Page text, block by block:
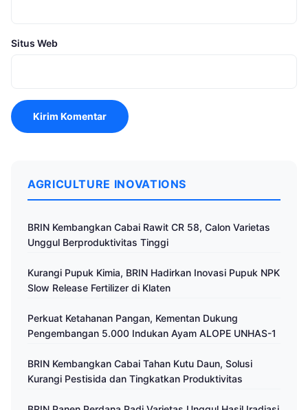
Situs Web
AGRICULTURE INOVATIONS
BRIN Kembangkan Cabai Rawit CR 58, Calon Varietas
Unggul Berproduktivitas Tinggi
Kurangi Pupuk Kimia, BRIN Hadirkan Inovasi Pupuk NPK
Slow Release Fertilizer di Klaten
Perkuat Ketahanan Pangan, Kementan Dukung
Pengembangan 5.000 Indukan Ayam ALOPE UNHAS-1
BRIN Kembangkan Cabai Tahan Kutu Daun, Solusi
Kurangi Pestisida dan Tingkatkan Produktivitas